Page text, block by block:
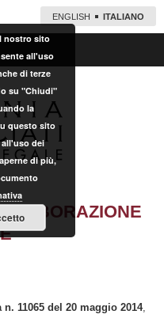
ENGLISH ITALIANO
n. 11065 del 20 maggio 2014,
nostro sito
all'uso
di terze
su "Chiudi"
la
questo sito
dei
di più,